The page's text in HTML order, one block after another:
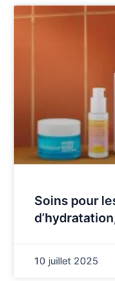
Soins pour
10 juillet 2025